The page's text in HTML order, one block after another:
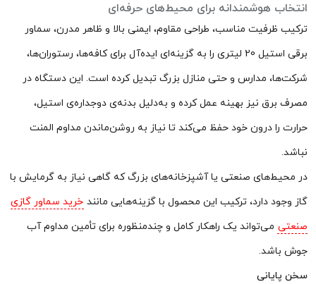
انتخاب هوشمندانه برای محیط‌های حرفه‌ای
ترکیب ظرفیت مناسب، طراحی مقاوم، ایمنی بالا و ظاهر مدرن، سماور
برقی استیل 20 لیتری را به گزینه‌ای ایده‌آل برای کافه‌ها، رستوران‌ها،
شرکت‌ها، مدارس و حتی منازل بزرگ تبدیل کرده است. این دستگاه در
مصرف برق نیز بهینه عمل کرده و به‌دلیل بدنه‌ی دوجداره‌ی استیل،
حرارت را درون خود حفظ می‌کند تا نیاز به روشن‌ماندن مداوم المنت
نباشد.
در محیط‌های صنعتی یا آشپزخانه‌های بزرگ که گاهی نیاز به گرمایش با
گاز وجود دارد، ترکیب این محصول با گزینه‌هایی مانند خرید سماور گازی
صنعتی می‌تواند یک راهکار کامل و چندمنظوره برای تأمین مداوم آب
جوش باشد.
سخن پایانی